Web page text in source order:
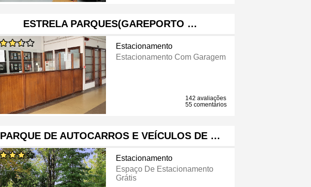
ESTRELA PARQUES(GAREPORTO …
Estacionamento
Estacionamento Com Garagem
142 avaliações
55 comentários
PARQUE DE AUTOCARROS E VEÍCULOS DE …
Estacionamento
Espaço De Estacionamento
Grátis